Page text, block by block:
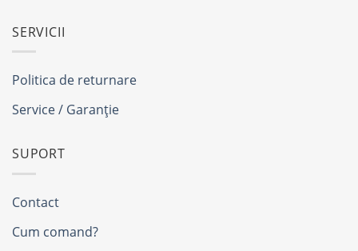
SERVICII
Politica de returnare
Service / Garanție
SUPORT
Contact
Cum comand?